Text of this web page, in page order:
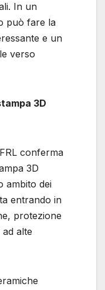
In un
può fare la
e un
verso
3D
conferma
3D
ambito dei
entrando in
protezione
alte